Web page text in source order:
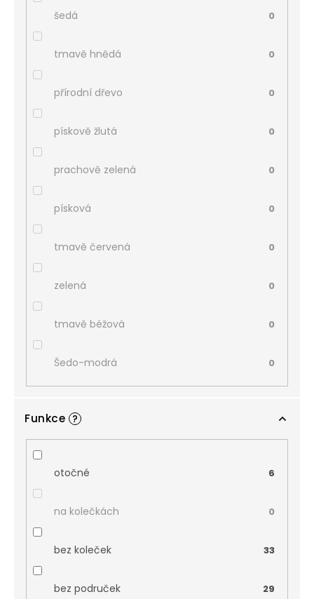
šedá 0
tmavě hnědá 0
přírodní dřevo 0
pískově žlutá 0
prachově zelená 0
písková 0
tmavě červená 0
zelená 0
tmavě béžová 0
Šedo-modrá 0
Funkce ?
otočné 6
na kolečkách 0
bez koleček 33
bez područek 29